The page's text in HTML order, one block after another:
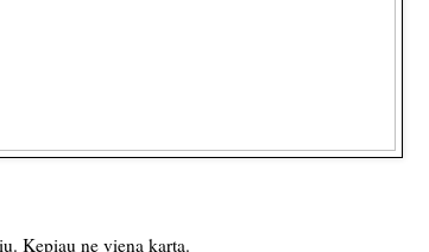
Kepiau ne vieną kartą.